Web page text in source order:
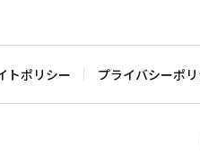
トポリシー プライバシーポ